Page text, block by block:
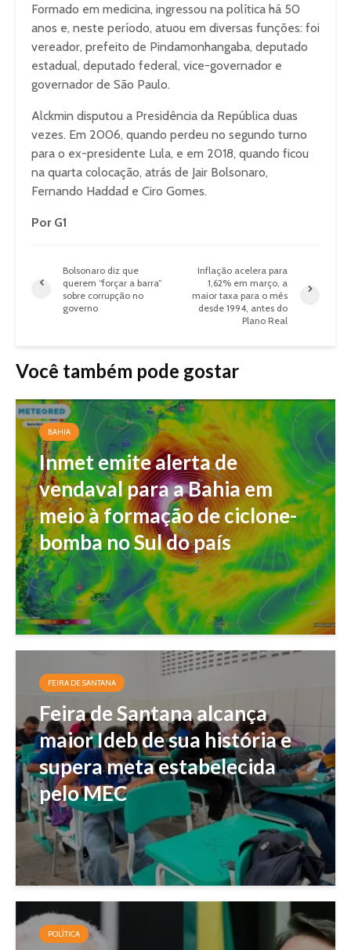
Formado em medicina, ingressou na política há 50
anos e, neste período, atuou em diversas funções: foi
vereador, prefeito de Pindamonhangaba, deputado
estadual, deputado federal, vice-governador e
governador de São Paulo.
Alckmin disputou a Presidência da República duas
vezes. Em 2006, quando perdeu no segundo turno
para o ex-presidente Lula, e em 2018, quando ficou
na quarta colocação, atrás de Jair Bolsonaro,
Fernando Haddad e Ciro Gomes.
Por G1
Bolsonaro diz que
querem “forçar a barra”
sobre corrupção no
governo
Inflação acelera para
1,62% em março, a
maior taxa para o mês
desde 1994, antes do
Plano Real
Você também pode gostar
BAHIA
Inmet emite alerta de
vendaval para a Bahia em
meio à formação de ciclone-
bomba no Sul do país
FEIRA DE SANTANA
Feira de Santana alcança
maior Ideb de sua história e
supera meta estabelecida
pelo MEC
POLÍTICA